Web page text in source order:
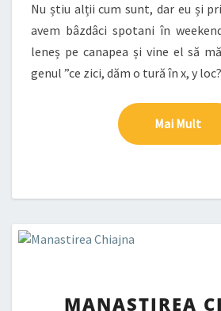
Nu știu alții cum sunt, dar eu și
avem bâzdâci spotani în
leneș pe canapea și vine el să
genul ”ce zici, dăm o tură în x, y
Mai MultMai
MANASTIREA